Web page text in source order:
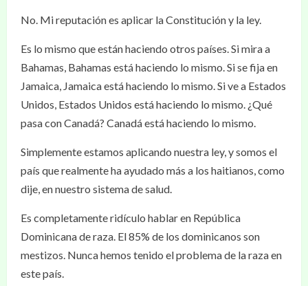
No. Mi reputación es aplicar la Constitución y la ley.
Es lo mismo que están haciendo otros países. Si mira a
Bahamas, Bahamas está haciendo lo mismo. Si se fija en
Jamaica, Jamaica está haciendo lo mismo. Si ve a Estados
Unidos, Estados Unidos está haciendo lo mismo. ¿Qué
pasa con Canadá? Canadá está haciendo lo mismo.
Simplemente estamos aplicando nuestra ley, y somos el
país que realmente ha ayudado más a los haitianos, como
dije, en nuestro sistema de salud.
Es completamente ridículo hablar en República
Dominicana de raza. El 85% de los dominicanos son
mestizos. Nunca hemos tenido el problema de la raza en
este país.